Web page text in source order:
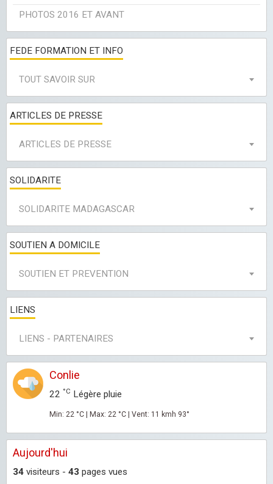
PHOTOS 2016 ET AVANT
FEDE FORMATION ET INFO
TOUT SAVOIR SUR
ARTICLES DE PRESSE
ARTICLES DE PRESSE
SOLIDARITE
SOLIDARITE MADAGASCAR
SOUTIEN A DOMICILE
SOUTIEN ET PREVENTION
LIENS
LIENS - PARTENAIRES
Conlie
22 °C Légère pluie
Min: 22 °C | Max: 22 °C | Vent: 11 kmh 93°
Aujourd'hui
34 visiteurs - 43 pages vues